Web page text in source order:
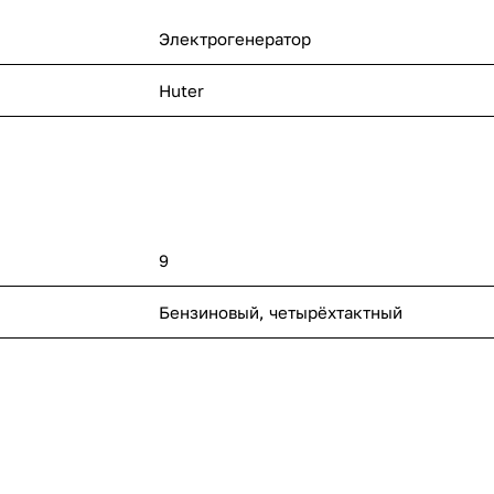
а
Электрогенератор
Huter
9
Бензиновый, четырёхтактный